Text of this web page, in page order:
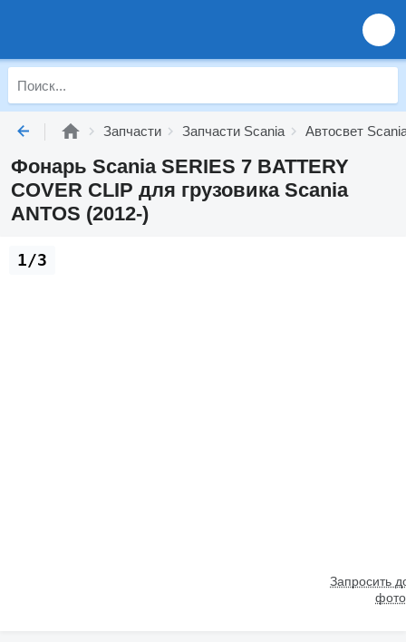
Запчасти Запчасти Scania Автосвет
Фонарь Scania SERIES 7 BATTERY
COVER CLIP для грузовика Scania
ANTOS (2012-)
Запросить
1/3